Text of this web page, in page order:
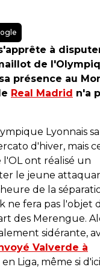
à
de
présence au
Real Madrid n'a
Lyonnais
d'hiver, mais
l'OL ont réalisé un
le jeune
de la
ne fera pas l'objet
des Merengue.
sidérante,
Valverde à
Liga, même si